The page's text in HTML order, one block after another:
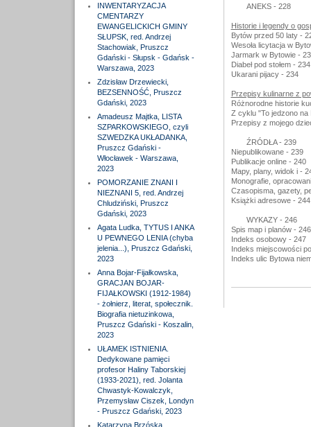
INWENTARYZACJA
CMENTARZY
EWANGELICKICH GMINY
SŁUPSK, red. Andrzej
Stachowiak, Pruszcz
Gdański - Słupsk - Gdańsk -
Warszawa, 2023
Zdzisław Drzewiecki,
BEZSENNOŚĆ, Pruszcz
Gdański, 2023
Amadeusz Majtka, LISTA
SZPARKOWSKIEGO, czyli
SZWEDZKA UKŁADANKA,
Pruszcz Gdański -
Włocławek - Warszawa,
2023
POMORZANIE ZNANI I
NIEZNANI 5, red. Andrzej
Chludziński, Pruszcz
Gdański, 2023
Agata Ludka, TYTUS I ANKA
U PEWNEGO LENIA (chyba
jelenia...), Pruszcz Gdański,
2023
Anna Bojar-Fijałkowska,
GRACJAN BOJAR-
FIJAŁKOWSKI (1912-1984)
- żołnierz, literat, społecznik.
Biografia nietuzinkowa,
Pruszcz Gdański - Koszalin,
2023
UŁAMEK ISTNIENIA.
Dedykowane pamięci
profesor Haliny Taborskiej
(1933-2021), red. Jolanta
Chwastyk-Kowalczyk,
Przemysław Ciszek, Londyn
- Pruszcz Gdański, 2023
Katarzyna Brzóska,
ANEKS - 228
Historie i legendy o
Bytów przed 50 laty -
Wesoła licytacja w
Jarmark w Bytowie -
Diabeł pod stołem - 234
Ukarani pijacy - 234
Przepisy kulinarne z
Różnorodne historie
Z cyklu "To jedzono na
Przepisy z mojego
ŹRÓDŁA - 239
Niepublikowane - 239
Publikacje online - 240
Mapy, plany, widok i -
Monografie,
Czasopisma, gazety,
Książki adresowe - 244
WYKAZY - 246
Spis map i planów - 246
Indeks osobowy - 247
Indeks miejscowości
Indeks ulic Bytowa